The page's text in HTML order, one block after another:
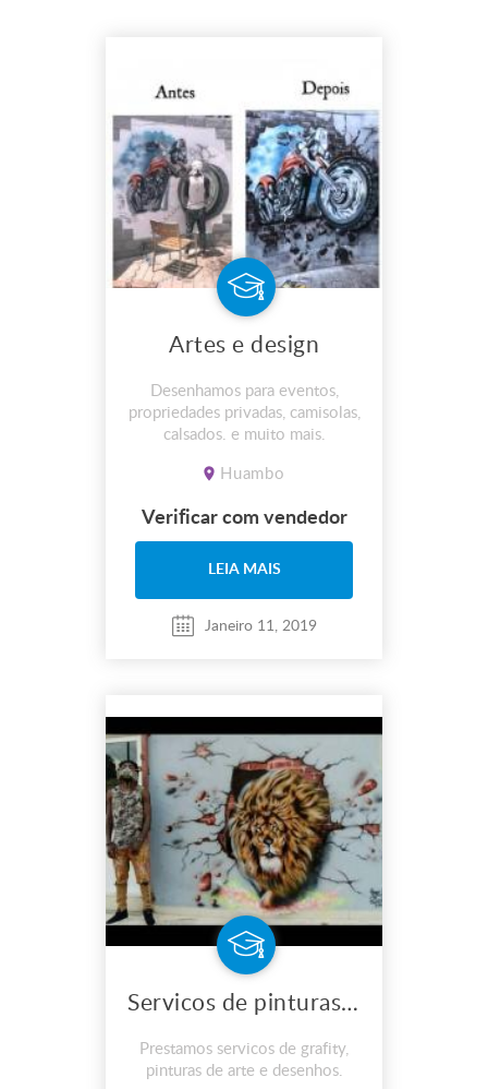
Artes e design
Desenhamos para eventos,
propriedades privadas, camisolas,
calsados. e muito mais.
Huambo
Verificar com vendedor
LEIA MAIS
Janeiro 11, 2019
Servicos de pinturas e arte
Prestamos servicos de grafity,
pinturas de arte e desenhos.